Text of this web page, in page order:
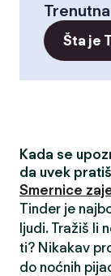
Šta je
Kada se
da uvek
Smernice
Tinder je
ljudi. Tražiš li
ti? Nikakav
do noćnih